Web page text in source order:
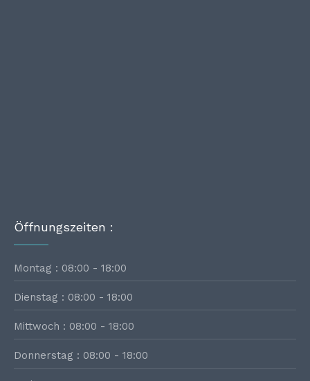
Öffnungszeiten :
Montag : 08:00 - 18:00
Dienstag : 08:00 - 18:00
Mittwoch : 08:00 - 18:00
Donnerstag : 08:00 - 18:00